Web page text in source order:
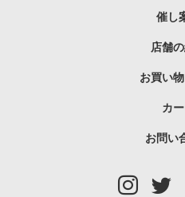
催し
店舗
お買い
カー
お問い